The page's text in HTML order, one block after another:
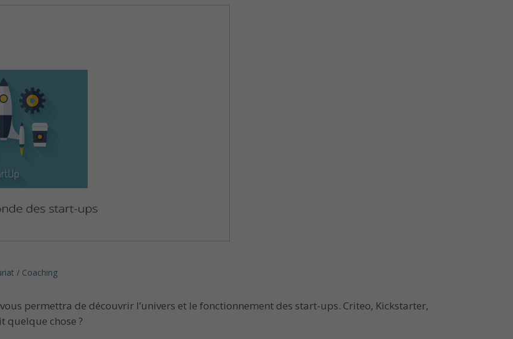
/ Coaching
permettra de découvrir l’univers et le fonctionnement des start-ups. Criteo, Kickstarter,
quelque chose ?